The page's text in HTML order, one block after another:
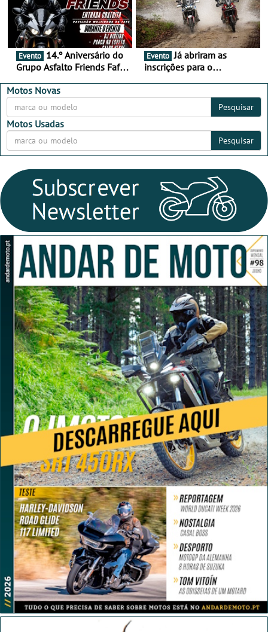
Evento
Grupo Asfalto Friends Fafe,
2026
Evento Já abriram as
inscrições para o
Motos Novas
Pesquisar
Motos Usadas
Pesquisar